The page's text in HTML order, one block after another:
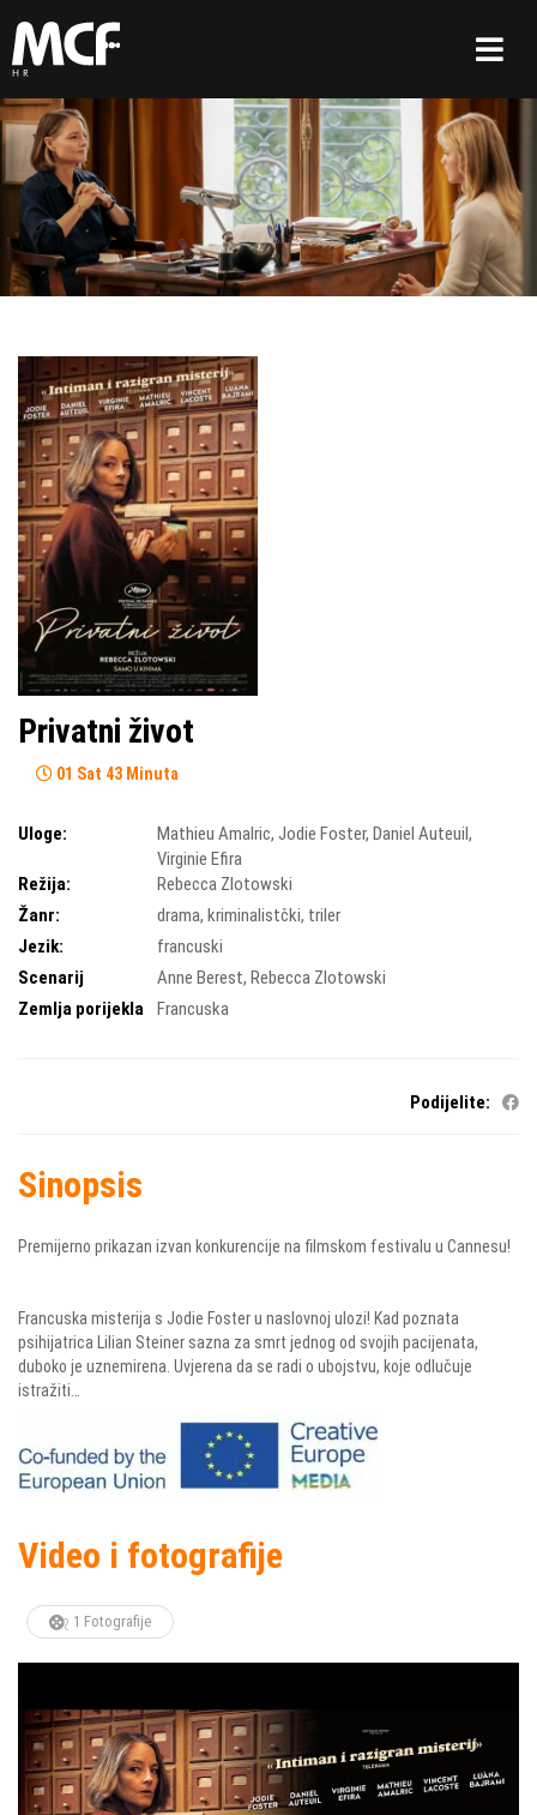
Privatni život
01 Sat 43 Minuta
Uloge: Mathieu Amalric,Jodie Foster,Daniel Auteuil,
Virginie Efira
Režija:
Rebecca Zlotowski
Žanr:
drama,kriminalistčki, triler
Jezik:
francuski
Scenarij
Anne Berest,Rebecca Zlotowski
Zemlja porijekla
Francuska
Podijelite:
Sinopsis
Premijerno prikazan izvan konkurencije na filmskom festivalu u Cannesu!
Francuska misterija s Jodie Foster u naslovnoj ulozi! Kad poznata
psihijatrica Lilian Steiner sazna za smrt jednog od svojih pacijenata,
duboko je uznemirena. Uvjerena da se radi o ubojstvu, koje odlučuje
istražiti…
Video i fotografije
1 Fotografije